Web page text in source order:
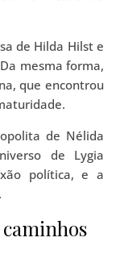
de Hilda Hilst e
mesma forma,
que encontrou
de Nélida
de Lygia
política, e a